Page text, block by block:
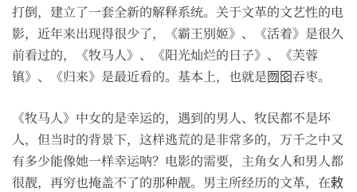
打倒，建立了一套全新的解释系统。关于文革的文艺性的电
影，近年来出现得很少了，《霸王别姬》、《活着》是很久
前看过的，《牧马人》、《阳光灿烂的日子》、《芙蓉
镇》、《归来》是最近看的。基本上，也就是囫囵吞枣。
《牧马人》中女的是幸运的，遇到的男人、牧民都不是坏
人，但当时的背景下，这样逃荒的是非常多的，万千之中又
有多少能像她一样幸运呐？电影的需要，主角女人和男人都
很靓，再穷也掩盖不了的那种靓。男主所经历的文革，在敕